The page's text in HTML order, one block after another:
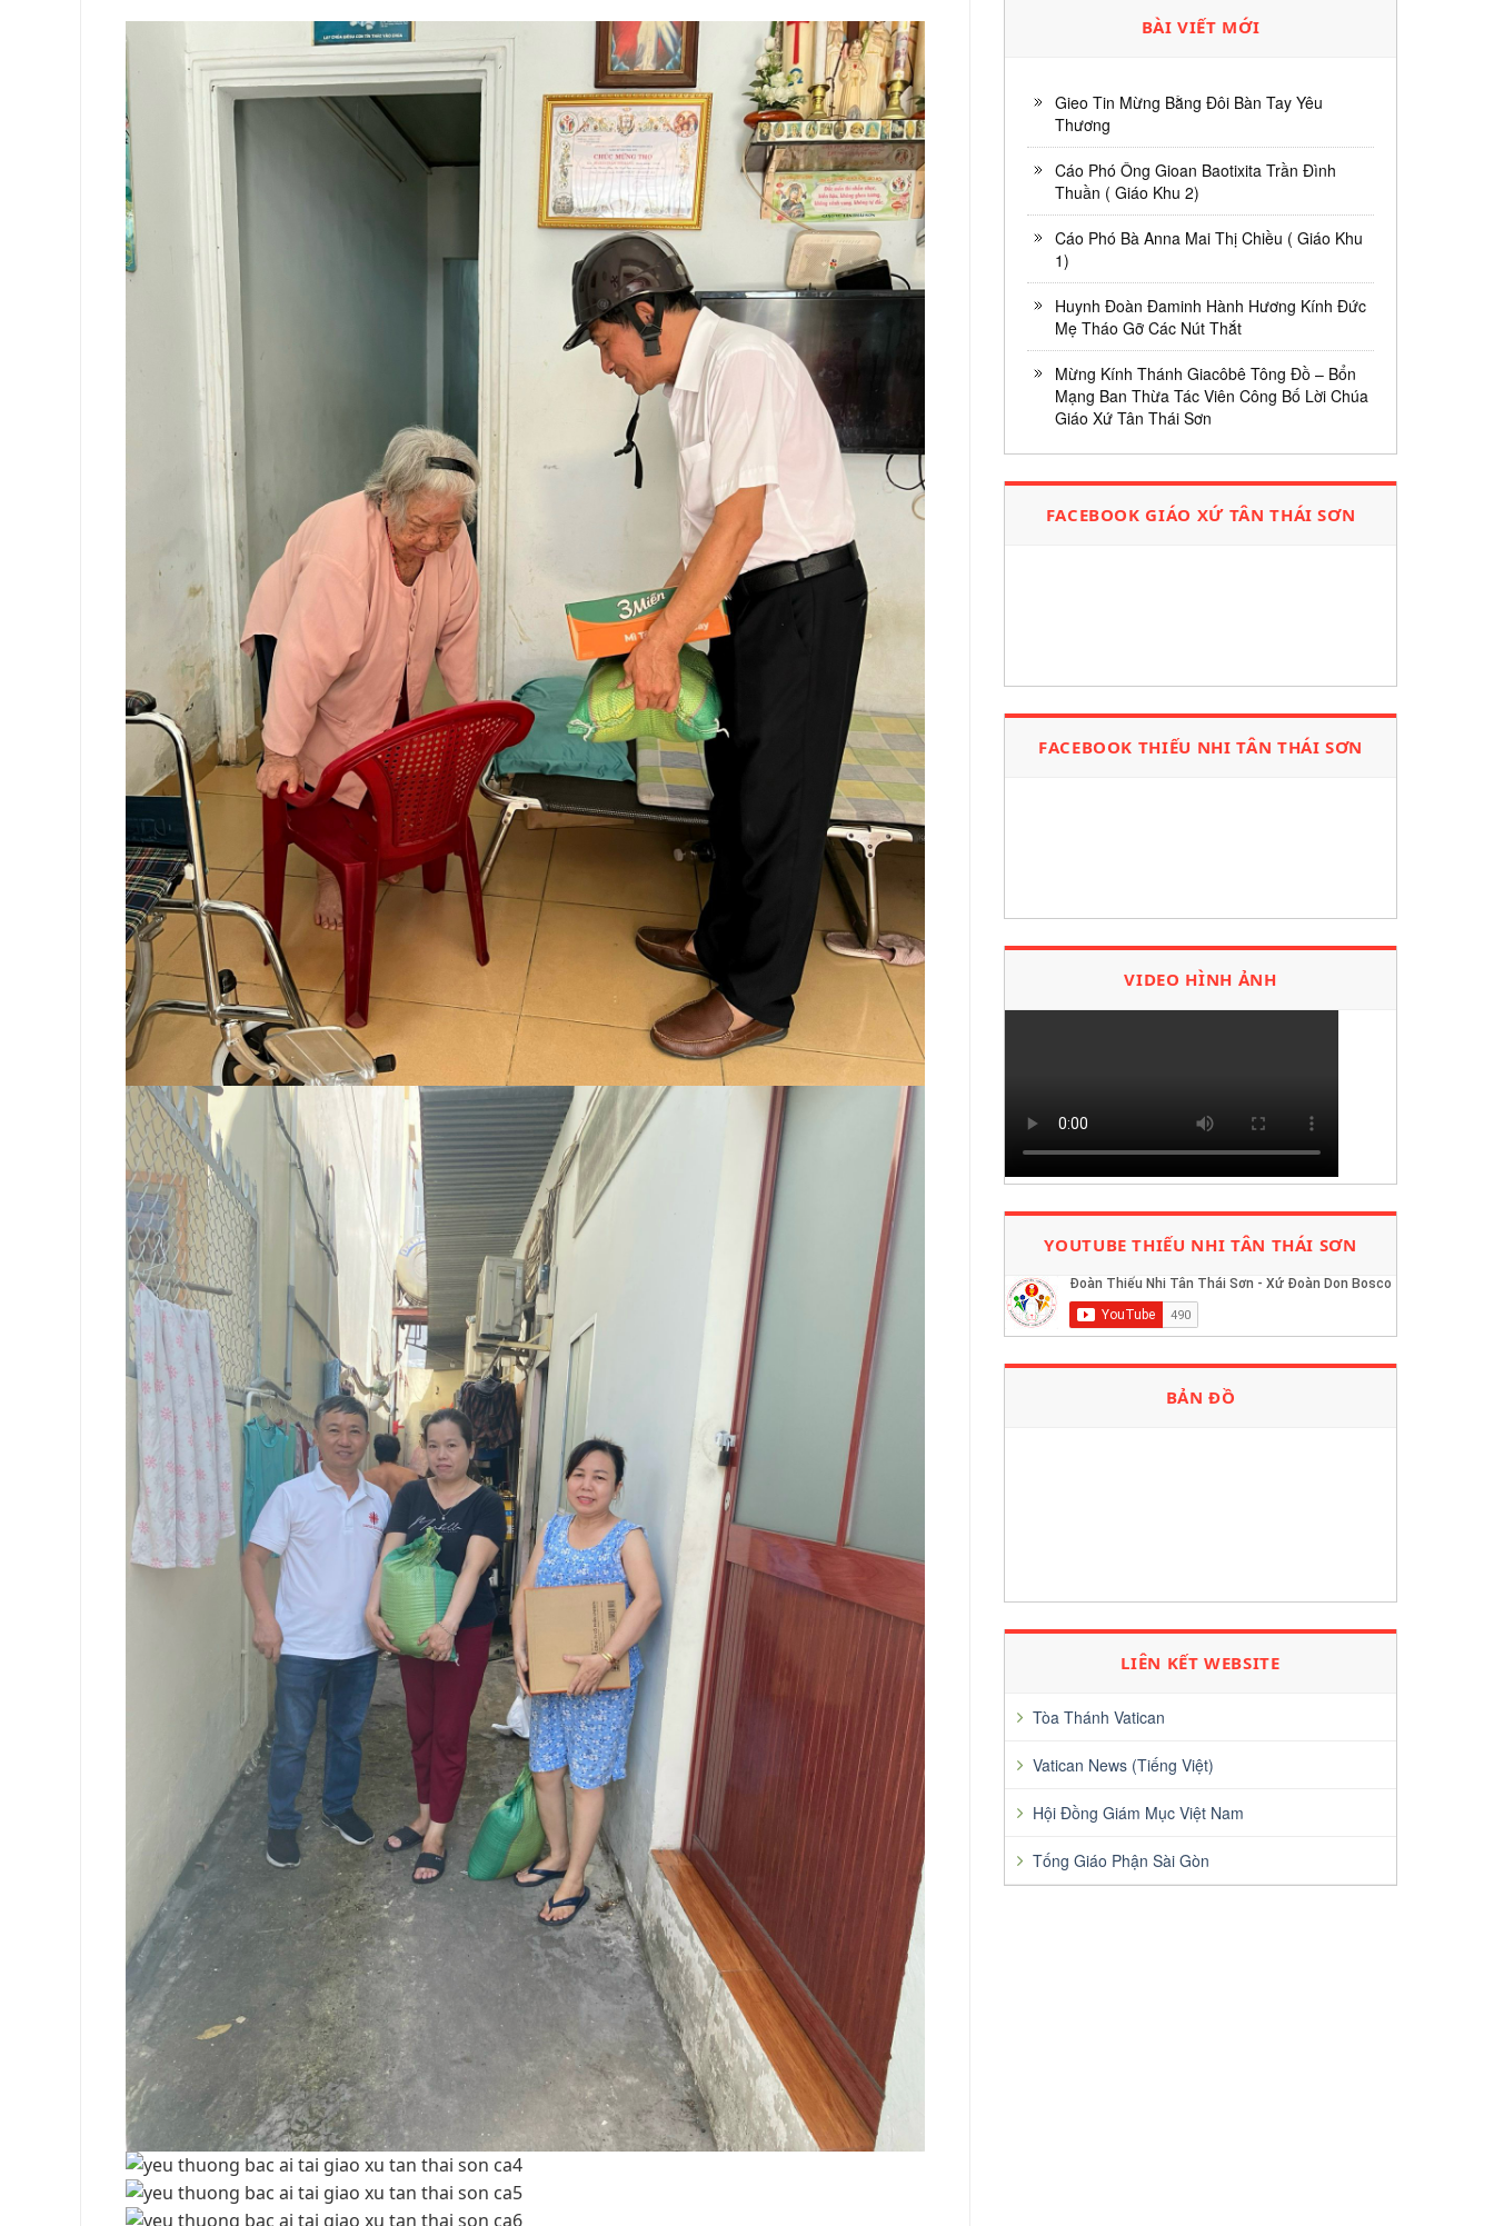
BÀI VIẾT MỚI
Gieo Tin Mừng Bằng Đôi Bàn Tay Yêu
Thương
Cáo Phó Ông Gioan Baotixita Trần Đình
Thuần ( Giáo Khu 2)
Cáo Phó Bà Anna Mai Thị Chiều ( Giáo Khu
1)
Huynh Đoàn Đaminh Hành Hương Kính Đức
Mẹ Tháo Gỡ Các Nút Thắt
Mừng Kính Thánh Giacôbê Tông Đồ – Bổn
Mạng Ban Thừa Tác Viên Công Bố Lời Chúa
Giáo Xứ Tân Thái Sơn
FACEBOOK GIÁO XỨ TÂN THÁI SƠN
FACEBOOK THIẾU NHI TÂN THÁI SƠN
VIDEO HÌNH ẢNH
YOUTUBE THIẾU NHI TÂN THÁI SƠN
BẢN ĐỒ
LIÊN KẾT WEBSITE
Tòa Thánh Vatican
Vatican News (Tiếng Việt)
Hội Đồng Giám Mục Việt Nam
Tống Giáo Phận Sài Gòn